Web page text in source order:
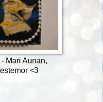
Mari Aunan,
<3